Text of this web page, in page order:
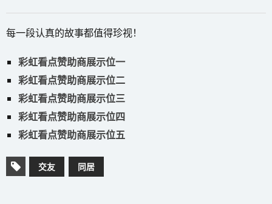
每一段认真的故事都值得珍视！
彩虹看点赞助商展示位一
彩虹看点赞助商展示位二
彩虹看点赞助商展示位三
彩虹看点赞助商展示位四
彩虹看点赞助商展示位五
交友 同居